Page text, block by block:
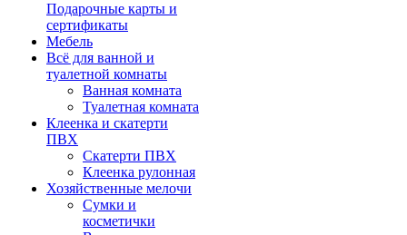
Подарочные карты и
сертификаты
Мебель
Всё для ванной и
туалетной комнаты
Ванная комната
Туалетная комната
Клеенка и скатерти
ПВХ
Скатерти ПВХ
Клеенка рулонная
Хозяйственные мелочи
Сумки и
косметички